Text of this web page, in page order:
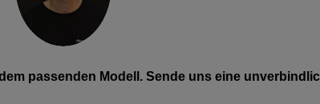
passenden Modell. Sende uns eine